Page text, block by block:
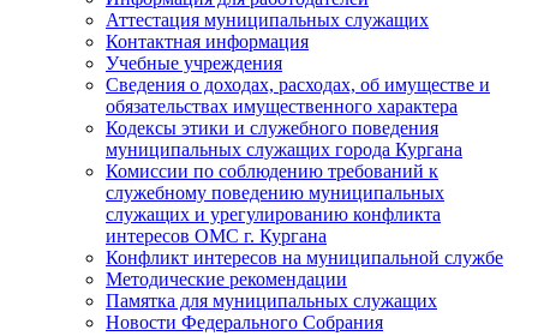
Аттестация муниципальных служащих
Контактная информация
Учебные учреждения
Сведения о доходах, расходах, об имуществе и
обязательствах имущественного характера
Кодексы этики и служебного поведения
муниципальных служащих города Кургана
Комиссии по соблюдению требований к
служебному поведению муниципальных
служащих и урегулированию конфликта
интересов ОМС г. Кургана
Конфликт интересов на муниципальной службе
Методические рекомендации
Памятка для муниципальных служащих
Новости Федерального Cобрания